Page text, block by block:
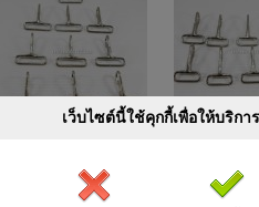
ขนาด 1.5x2 นิ้ว บรรจุ
10 อัน สีนิเกิ้ล
ขนาด 1x2 นิ้
อัน สีนิ
เว็บไซต์นี้ใช้คุกกี้เพื่อให้บริการ